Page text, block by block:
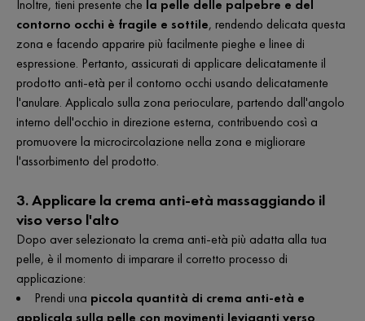
Inoltre, tieni presente che la pelle delle palpebre e del
contorno occhi è fragile e sottile, rendendo delicata questa
zona e facendo apparire più facilmente pieghe e linee di
espressione. Pertanto, assicurati di applicare delicatamente il
prodotto anti-età per il contorno occhi usando delicatamente
l'anulare. Applicalo sulla zona perioculare, partendo dall'angolo
interno dell'occhio in direzione esterna, contribuendo così a
promuovere la microcircolazione nella zona e migliorare
l'assorbimento del prodotto.
3. Applicare la crema anti-età massaggiando il
viso verso l'alto
Dopo aver selezionato la crema anti-età più adatta alla tua
pelle, è il momento di imparare il corretto processo di
applicazione:
Prendi una piccola quantità di crema anti-età e
applicala sulla pelle con movimenti leviganti verso